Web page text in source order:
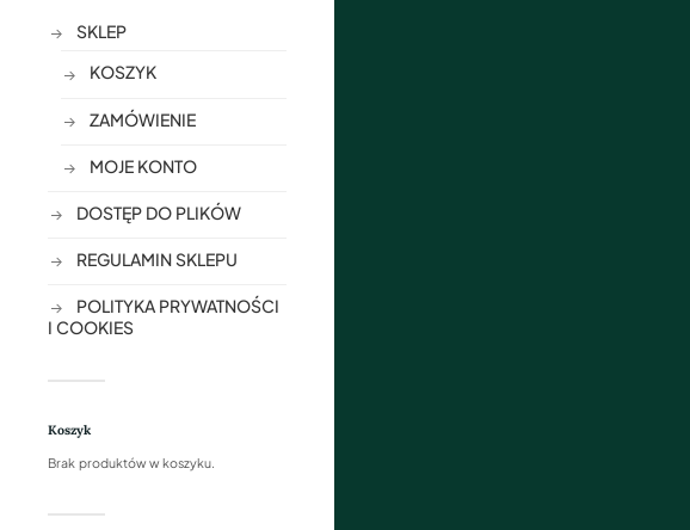
SKLEP
KOSZYK
ZAMÓWIENIE
MOJE KONTO
DOSTĘP DO PLIKÓW
REGULAMIN SKLEPU
POLITYKA PRYWATNOŚCI
I COOKIES
Koszyk
Brak produktów w koszyku.